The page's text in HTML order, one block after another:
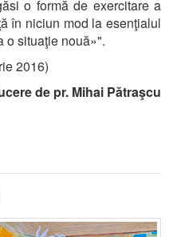
o formă de exercitare a
în niciun mod la esenţialul
o situaţie nouă»".
2016)
de pr. Mihai Pătraşcu